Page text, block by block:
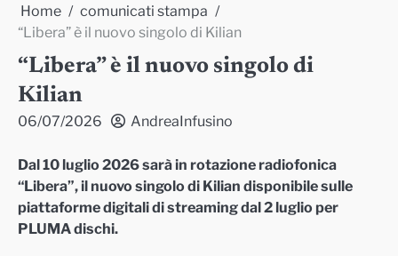
Home
comunicati stampa
“Libera” è il nuovo singolo di Kilian
“Libera” è il nuovo singolo di
Kilian
06/07/2026 AndreaInfusino
Dal 10 luglio 2026 sarà in rotazione radiofonica
“Libera”, il nuovo singolo di Kilian disponibile sulle
piattaforme digitali di streaming dal 2 luglio per
PLUMA dischi.